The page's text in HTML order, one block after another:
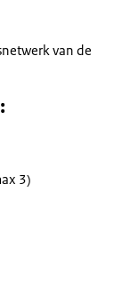
van de
3)